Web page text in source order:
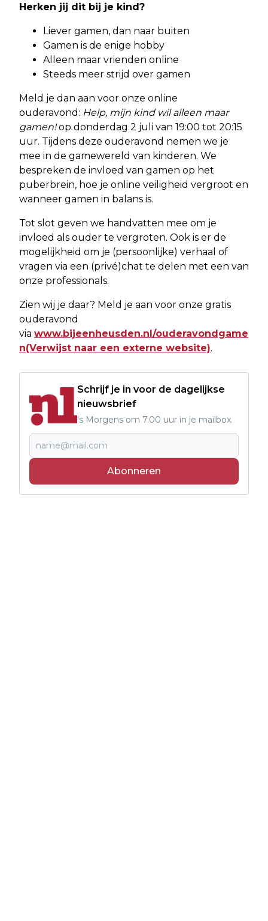
Herken jij dit bij je kind?
Liever gamen, dan naar buiten
Gamen is de enige hobby
Alleen maar vrienden online
Steeds meer strijd over gamen
Meld je dan aan voor onze online
ouderavond: Help, mijn kind wil alleen maar
gamen!op donderdag 2 juli van 19:00 tot 20:15
uur. Tijdens deze ouderavond nemen we je
mee in de gamewereld van kinderen. We
bespreken de invloed van gamen op het
puberbrein, hoe je online veiligheid vergroot en
wanneer gamen in balans is.
Tot slot geven we handvatten mee om je
invloed als ouder te vergroten. Ook is er de
mogelijkheid om je (persoonlijke) verhaal of
vragen via een (privé)chat te delen met een van
onze professionals.
Zien wij je daar? Meld je aan voor onze gratis
ouderavond
via www.bijeenheusden.nl/ouderavondgame
n(Verwijst naar een externe website).
Schrijf je in voor de dagelijkse
nieuwsbrief
's Morgens om 7.00 uur in je mailbox.
Abonneren